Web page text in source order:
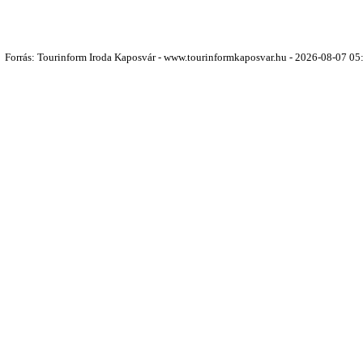
Forrás: Tourinform Iroda Kaposvár - www.tourinformkaposvar.hu - 2026-08-07